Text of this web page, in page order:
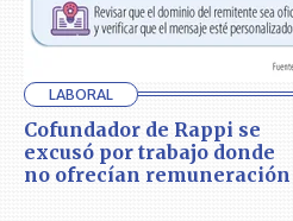
LABORAL
Cofundador de Rappi se
excusó por trabajo donde
no ofrecían remuneración